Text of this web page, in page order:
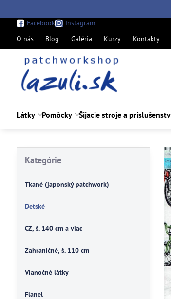
Facebook
Instagram
O nás
Blog Galéria Kurzy Kontakty
Látky Pomôcky Šijacie stroje a
Kategórie
Tkané (japonský patchwork)
Detské
CZ, š. 140 cm a viac
Zahraničné, š. 110 cm
Vianočné látky
Flanel